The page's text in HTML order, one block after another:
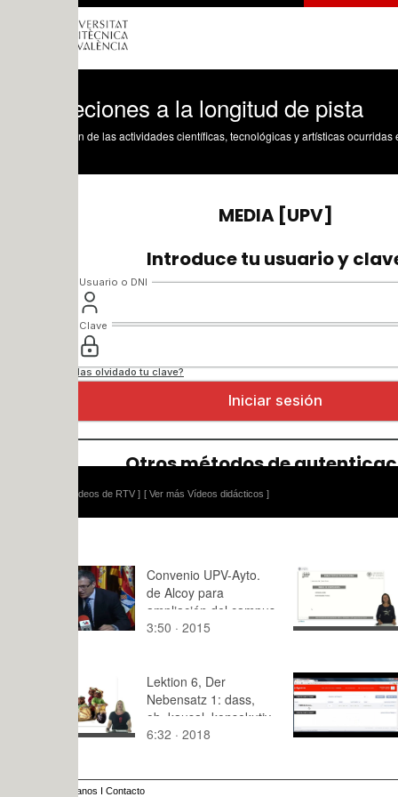
a la longitud de pista
de las actividades científicas, tecnológicas y artísticas ocurridas en los tres
[ Ver más Vídeos didácticos ]
Convenio UPV-Ayto.
de Alcoy para
ampliación del campus
3:50 · 2015
Fibra textil
7:24 · 2016
Nebensatz 1: dass,
ob, kausal, konsekutiv
6:32 · 2018
Trabajo
8:05 · 2014